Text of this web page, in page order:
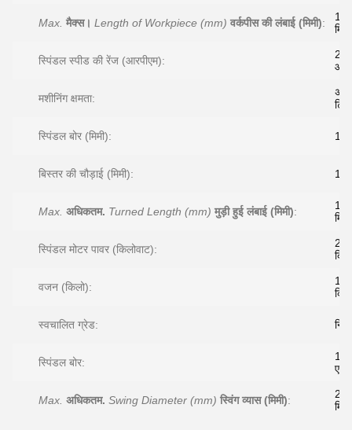
Max. मैक्स। Length of Workpiece (mm) वर्कपीस की लंबाई (मिमी):
मिमी
स्पिंडल स्पीड की रेंज (आरपीएम):
2 -
मशीनिंग क्षमता:
स्पिंडल बोर (मिमी):
बिस्तर की चौड़ाई (मिमी):
Max. अधिकतम. Turned Length (mm) मुड़ी हुई लंबाई (मिमी):
मिमी
स्पिंडल मोटर पावर (किलोवाट):
22
वजन (किलो):
स्वचालित ग्रेड:
स्पिंडल बोर:
Max. अधिकतम. Swing Diameter (mm) स्विंग व्यास (मिमी):
मिमी